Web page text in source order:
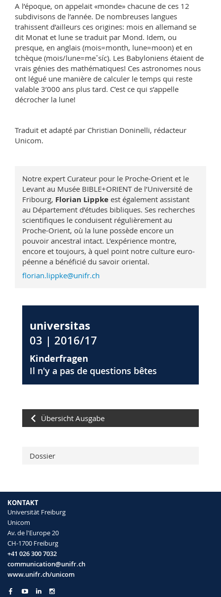
A l’époque, on appelait «monde» chacune de ces 12
subdivisons de l’année. De nombreuses langues
trahissent d’ailleurs ces origines: mois en allemand se
dit Monat et lune se traduit par Mond. Idem, ou
presque, en anglais (mois=month, lune=moon) et en
tchèque (mois/lune=meˇsíc). Les Babyloniens étaient de
vrais génies des mathématiques! Ces astronomes nous
ont légué une manière de calculer le temps qui reste
valable 3’000 ans plus tard. C’est ce qui s’appelle
décrocher la lune!
Traduit et adapté par Christian Doninelli, rédacteur
Unicom.
Notre expert Curateur pour le Proche-Orient et le
Levant au Musée BIBLE+ORIENT de l’Université de
Fribourg, Florian Lippke est également assistant
au Département d’études bibliques. Ses recherches
scientifiques le conduisent régulièrement au
Proche-Orient, où la lune possède encore un
pouvoir ancestral intact. L’expérience montre,
encore et toujours, à quel point notre culture euro­
péenne a bénéficié du savoir oriental.
florian.lippke@unifr.ch
universitas
03 | 2016/17
Kinderfragen
Il n'y a pas de questions bêtes
Übersicht Ausgabe
Dossier
KONTAKT
Universität Freiburg
Unicom
Av. de l'Europe 20
CH-1700 Freiburg
+41 026 300 7032
communication@unifr.ch
www.unifr.ch/unicom